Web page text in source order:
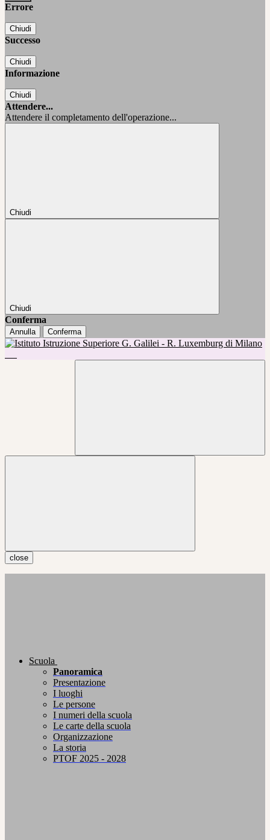
Errore
Chiudi
Successo
Chiudi
Informazione
Chiudi
Attendere...
Attendere il completamento dell'operazione...
Chiudi
Chiudi
Conferma
Annulla Conferma
close
Scuola
Panoramica
Presentazione
I luoghi
Le persone
I numeri della scuola
Le carte della scuola
Organizzazione
La storia
PTOF 2025 - 2028